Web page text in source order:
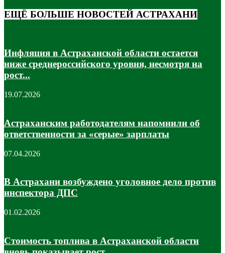
ЕЩЁ БОЛЬШЕ НОВОСТЕЙ АСТРАХАНИ
Инфляция в Астраханской области остается
ниже среднероссийского уровня, несмотря на
рост...
19.07.2026
Астраханским работодателям напомнили об
ответственности за «серые» зарплаты
07.04.2026
В Астрахани возбуждено уголовное дело против
инспектора ДПС
01.02.2026
Стоимость топлива в Астраханской области